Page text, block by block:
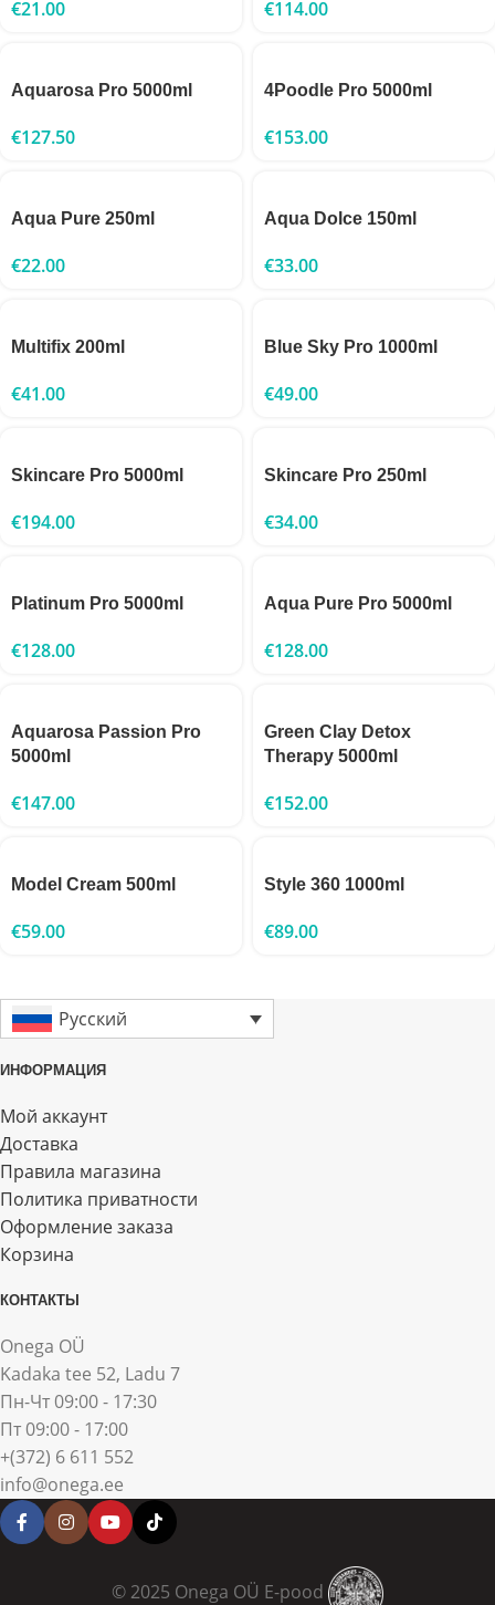
€21.00 €114.00
Aquarosa Pro 5000ml
€127.50
4Poodle Pro 5000ml
€153.00
Aqua Pure 250ml
€22.00
Aqua Dolce 150ml
€33.00
Multifix 200ml
€41.00
Blue Sky Pro 1000ml
€49.00
Skincare Pro 5000ml
€194.00
Skincare Pro 250ml
€34.00
Platinum Pro 5000ml
€128.00
Aqua Pure Pro 5000ml
€128.00
Aquarosa Passion Pro
5000ml
€147.00
Green Clay Detox
Therapy 5000ml
€152.00
Model Cream 500ml
€59.00
Style 360 1000ml
€89.00
Русский
ИНФОРМАЦИЯ
Мой аккаунт
Доставка
Правила магазина
Политика приватности
Оформление заказа
Корзина
КОНТАКТЫ
Onega OÜ
Kadaka tee 52, Ladu 7
Пн-Чт 09:00 - 17:30
Пт 09:00 - 17:00
+(372) 6 611 552
info@onega.ee
© 2025 Onega OÜ E-pood